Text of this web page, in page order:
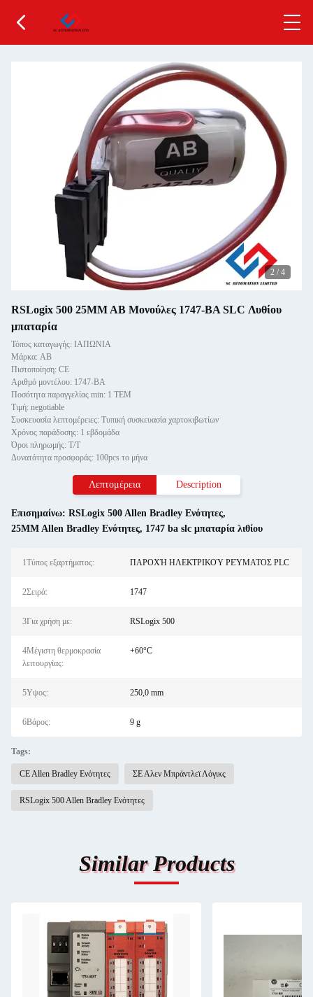
2 / 4
RSLogix 500 25MM AB Μονούλες 1747-BA SLC Λυθίου
μπαταρία
Τόπος καταγωγής: ΙΑΠΩΝΙΑ
Μάρκα: AB
Πιστοποίηση: CE
Αριθμό μοντέλου: 1747-BA
Ποσότητα παραγγελίας min: 1 ΤΕΜ
Τιμή: negotiable
Συσκευασία λεπτομέρειες: Τυπική συσκευασία χαρτοκιβωτίων
Χρόνος παράδοσης: 1 εβδομάδα
Όροι πληρωμής: T/T
Δυνατότητα προσφοράς: 100pcs το μήνα
Λεπτομέρεια Description
Επισημαίνω: RSLogix 500 Allen Bradley Ενότητες,
25MM Allen Bradley Ενότητες, 1747 ba slc μπαταρία λιθίου
1Τύπος εξαρτήματος: ΠΑΡΟΧΉ ΗΛΕΚΤΡΙΚΟΎ ΡΕΎΜΑΤΟΣ PLC
2Σειρά: 1747
3Για χρήση με: RSLogix 500
4Μέγιστη θερμοκρασία
λειτουργίας:
+60°C
5Υψος: 250,0 mm
6Βάρος: 9 g
Tags:
CE Allen Bradley Ενότητες ΣΕ Αλεν Μπράντλεϊ Λόγικς
RSLogix 500 Allen Bradley Ενότητες
Similar Products